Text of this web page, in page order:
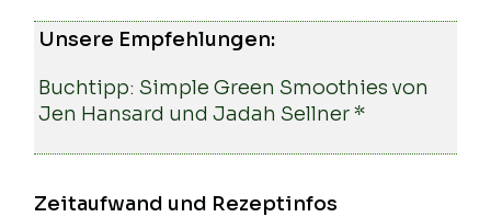
Unsere Empfehlungen:
Buchtipp: Simple Green Smoothies von
Jen Hansard und Jadah Sellner *
Zeitaufwand und Rezeptinfos